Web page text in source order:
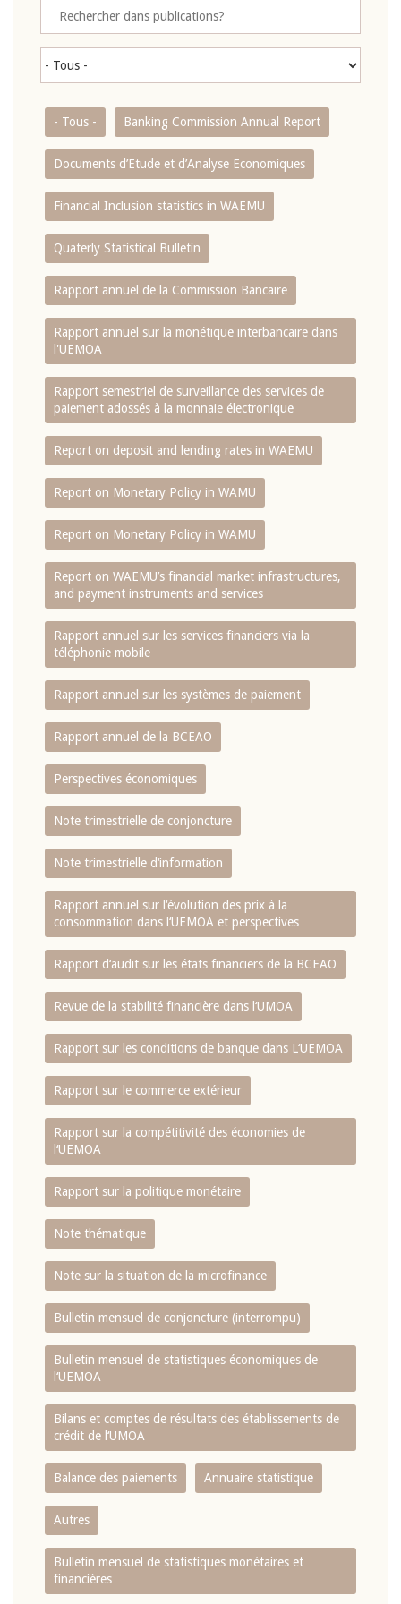
- Tous - Banking Commission Annual Report
Documents d’Etude et d’Analyse Economiques
Financial Inclusion statistics in WAEMU
Quaterly Statistical Bulletin
Rapport annuel de la Commission Bancaire
Rapport annuel sur la monétique interbancaire dans
l'UEMOA
Rapport semestriel de surveillance des services de
paiement adossés à la monnaie électronique
Report on deposit and lending rates in WAEMU
Report on Monetary Policy in WAMU
Report on Monetary Policy in WAMU
Report on WAEMU’s financial market infrastructures,
and payment instruments and services
Rapport annuel sur les services financiers via la
téléphonie mobile
Rapport annuel sur les systèmes de paiement
Rapport annuel de la BCEAO
Perspectives économiques
Note trimestrielle de conjoncture
Note trimestrielle d‘information
Rapport annuel sur l‘évolution des prix à la
consommation dans l‘UEMOA et perspectives
Rapport d‘audit sur les états financiers de la BCEAO
Revue de la stabilité financière dans l‘UMOA
Rapport sur les conditions de banque dans L‘UEMOA
Rapport sur le commerce extérieur
Rapport sur la compétitivité des économies de
l‘UEMOA
Rapport sur la politique monétaire
Note thématique
Note sur la situation de la microfinance
Bulletin mensuel de conjoncture (interrompu)
Bulletin mensuel de statistiques économiques de
l‘UEMOA
Bilans et comptes de résultats des établissements de
crédit de l‘UMOA
Balance des paiements Annuaire statistique
Autres
Bulletin mensuel de statistiques monétaires et
financières